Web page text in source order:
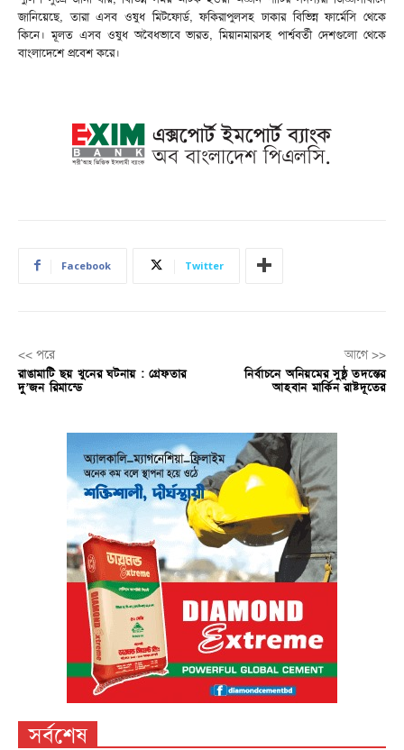
জানিয়েছে, তারা এসব ওষুধ মিটফোর্ড, ফকিরাপুলসহ ঢাকার বিভিন্ন ফার্মেসি থেকে
কিনে। মূলত এসব ওষুধ অবৈধভাবে ভারত, মিয়ানমারসহ পার্শ্ববর্তী দেশগুলো থেকে
বাংলাদেশে প্রবেশ করে।
Facebook Twitter
<< পরে
রাঙামাটি ছয় খুনের ঘটনায় : গ্রেফতার
দু’জন রিমান্ডে
আগে >>
নির্বাচনে অনিয়মের সুষ্ঠু তদন্তের
আহবান মার্কিন রাষ্টদূতের
সর্বশেষ